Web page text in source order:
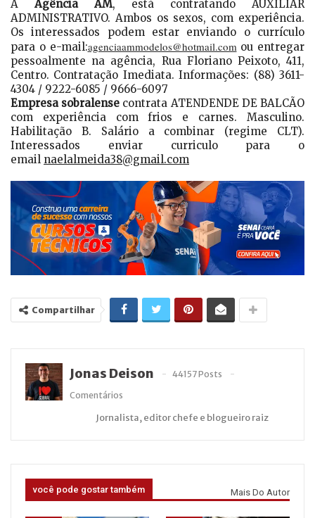
A Agência AM, está contratando AUXILIAR
ADMINISTRATIVO. Ambos os sexos, com experiência.
Os interessados podem estar enviando o currículo
para o e-mail:agenciaammodelos@hotmail.comou entregar
pessoalmente na agência, Rua Floriano Peixoto, 411,
Centro. Contratação Imediata. Informações: (88) 3611-
4304 / 9222-6085 / 9666-6097
Empresa sobralense contrata ATENDENDE DE BALCÃO
com experiência com frios e carnes. Masculino.
Habilitação B. Salário a combinar (regime CLT).
Interessados enviar curriculo para o
email naelalmeida38@gmail.com
Compartilhar
Jonas Deison
44157 Posts
Comentários
Jornalista, editor chefe e blogueiro raiz
você pode gostar também Mais Do Autor